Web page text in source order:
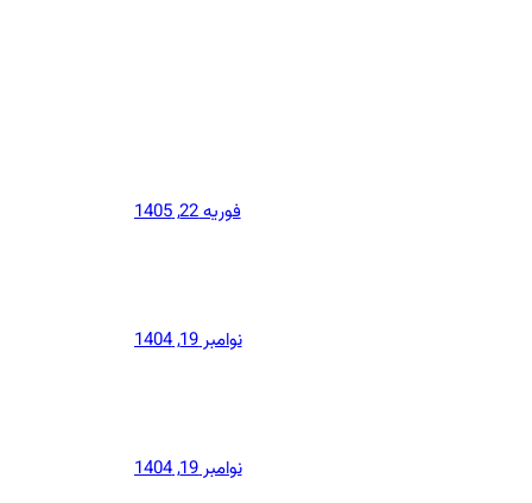
فوریه 22, 1405
نوامبر 19, 1404
نوامبر 19, 1404